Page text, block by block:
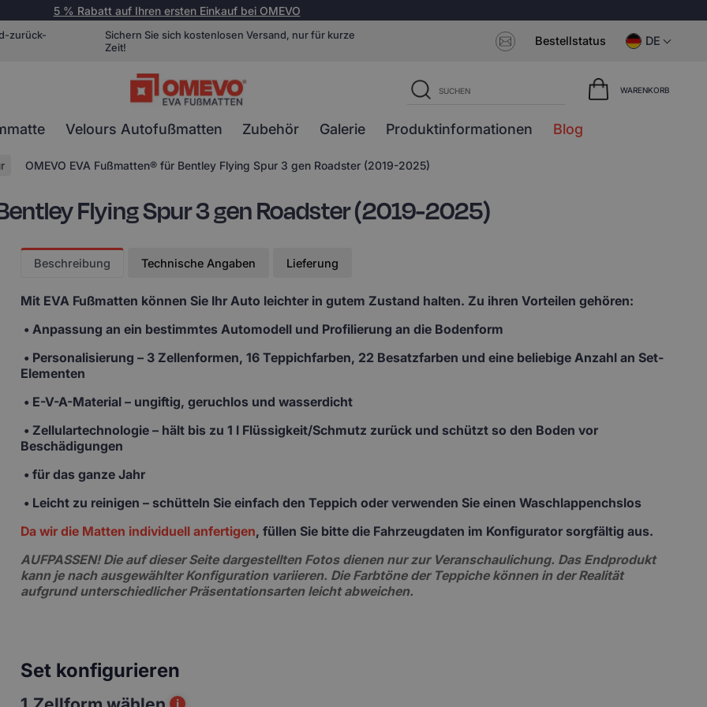
5 % Rabatt auf Ihren ersten Einkauf bei OMEVO
zurück-
Sichern Sie sich kostenlosen Versand, nur für kurze
Zeit!
Bestellstatus DE
WARENKORB
Velours Autofußmatten Zubehör Galerie Produktinformationen Blog
OMEVO EVA Fußmatten® für Bentley Flying Spur 3 gen Roadster (2019-2025)
Flying Spur 3 gen Roadster (2019-2025)
Beschreibung Technische Angaben Lieferung
Mit EVA Fußmatten können Sie Ihr Auto leichter in gutem Zustand halten. Zu ihren Vorteilen gehören:
• Anpassung an ein bestimmtes Automodell und Profilierung an die Bodenform
• Personalisierung – 3 Zellenformen, 16 Teppichfarben, 22 Besatzfarben und eine beliebige Anzahl an Set-
Elementen
• E-V-A-Material– ungiftig, geruchlos und wasserdicht
• Zellulartechnologie– hält bis zu 1 l Flüssigkeit/Schmutz zurück und schützt so den Boden vor
Beschädigungen
• für das ganze Jahr
• Leicht zu reinigen – schütteln Sie einfach den Teppich oder verwenden Sie einen Waschlappenchslos
Da wir die Matten individuell anfertigen, füllen Sie bitte die Fahrzeugdaten im Konfigurator sorgfältig aus.
AUFPASSEN!Die auf dieser Seite dargestellten Fotos dienen nur zur Veranschaulichung. Das Endprodukt
kann je nach ausgewählter Konfiguration variieren. Die Farbtöne der Teppiche können in der Realität
aufgrund unterschiedlicher Präsentationsarten leicht abweichen.
Set konfigurieren
i